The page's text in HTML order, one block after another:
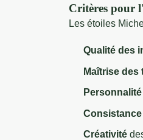
Critères pour
Les étoiles
Qualité des
Maîtrise
Consistance
Créativité